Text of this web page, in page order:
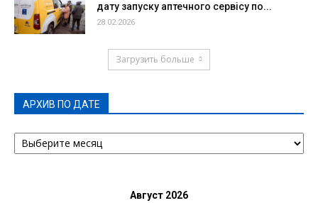
дату запуску аптечного сервісу по...
28.02.2026
Загрузить больше
АРХИВ ПО ДАТЕ
АРХИВ
ПО
Август 2026